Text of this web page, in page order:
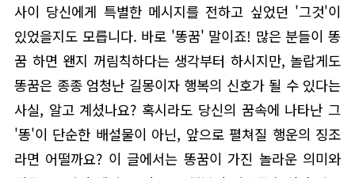
사이 당신에게 특별한 메시지를 전하고 싶었던 '그것'이
있었을지도 모릅니다. 바로 '똥꿈' 말이죠! 많은 분들이 똥
꿈 하면 왠지 꺼림칙하다는 생각부터 하시지만, 놀랍게도
똥꿈은 종종 엄청난 길몽이자 행복의 신호가 될 수 있다는
사실, 알고 계셨나요? 혹시라도 당신의 꿈속에 나타난 그
'똥'이 단순한 배설물이 아닌, 앞으로 펼쳐질 행운의 징조
라면 어떨까요? 이 글에서는 똥꿈이 가진 놀라운 의미와